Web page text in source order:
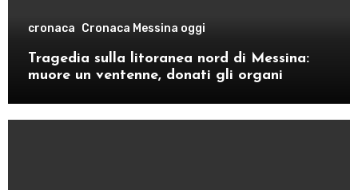
cronaca Cronaca Messina oggi
Tragedia sulla litoranea nord di Messina:
muore un ventenne, donati gli organi